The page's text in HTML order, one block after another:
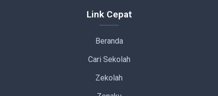
Link Cepat
Beranda
Cari Sekolah
Zekolah